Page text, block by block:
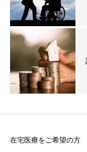
在宅医療をご希望の方